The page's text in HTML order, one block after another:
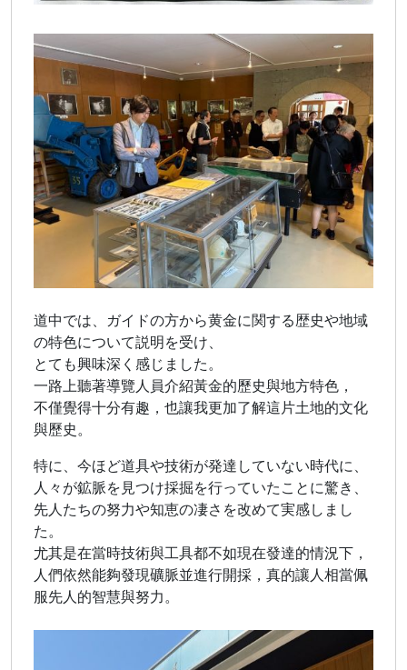
道中では、ガイドの方から黄金に関する歴史や地域
の特色について説明を受け、
とても興味深く感じました。
一路上聽著導覽人員介紹黃金的歷史與地方特色，
不僅覺得十分有趣，也讓我更加了解這片土地的文化
與歷史。
特に、今ほど道具や技術が発達していない時代に、
人々が鉱脈を見つけ採掘を行っていたことに驚き、
先人たちの努力や知恵の凄さを改めて実感しまし
た。
尤其是在當時技術與工具都不如現在發達的情況下，
人們依然能夠發現礦脈並進行開採，真的讓人相當佩
服先人的智慧與努力。